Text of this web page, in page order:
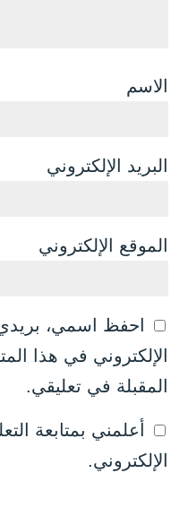
الاسم
البريد الإلكتروني
الموقع الإلكتروني
احفظ اسمي، بريدي
الإلكتروني في هذا
المقبلة في تعليقي.
أعلمني بمتابعة
الإلكتروني.